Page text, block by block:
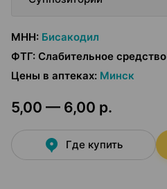
МНН: Бисакодил
ФТГ: Слабительное средство
Цены в аптеках: Минск
5,00 — 6,00 р.
Где купить